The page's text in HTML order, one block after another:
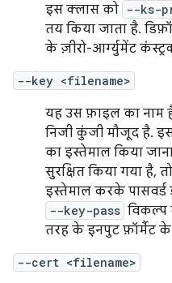
इस क्लास को --ks-
तय किया जाता है.
के ज़ीरो-आर्ग्युमेंट
--key <filename>
यह उस फ़ाइल का नाम
निजी कुंजी मौजूद है.
का इस्तेमाल किया
सुरक्षित किया गया है, तो
इस्तेमाल करके पासवर्ड
--key-pass विकल्प
तरह के इनपुट फ़ॉर्मैट के
--cert <filename>